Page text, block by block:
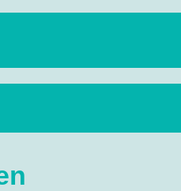
Elbflorenz..